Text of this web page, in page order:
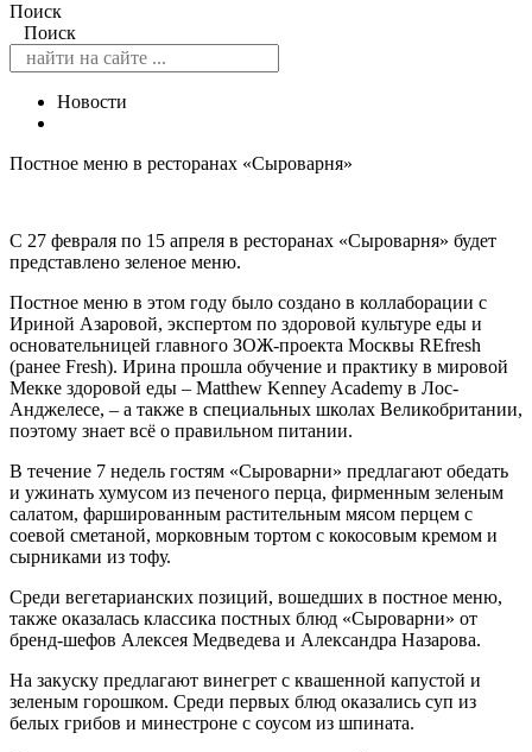
Поиск
Поиск
Новости
Постное меню в ресторанах «Сыроварня»
С 27 февраля по 15 апреля в ресторанах «Сыроварня» будет
представлено зеленое меню.
Постное меню в этом году было создано в коллаборации с
Ириной Азаровой, экспертом по здоровой культуре еды и
основательницей главного ЗОЖ-проекта Москвы REfresh
(ранее Fresh). Ирина прошла обучение и практику в мировой
Мекке здоровой еды – Matthew Kenney Academy в Лос-
Анджелесе, – а также в специальных школах Великобритании,
поэтому знает всё о правильном питании.
В течение 7 недель гостям «Сыроварни» предлагают обедать
и ужинать хумусом из печеного перца, фирменным зеленым
салатом, фаршированным растительным мясом перцем с
соевой сметаной, морковным тортом с кокосовым кремом и
сырниками из тофу.
Среди вегетарианских позиций, вошедших в постное меню,
также оказалась классика постных блюд «Сыроварни» от
бренд-шефов Алексея Медведева и Александра Назарова.
На закуску предлагают винегрет с квашенной капустой и
зеленым горошком. Среди первых блюд оказались суп из
белых грибов и минестроне с соусом из шпината.